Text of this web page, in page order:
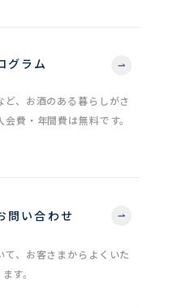
グラム
、お酒のある暮らしがさ
費・年間費は無料です。
問い合わせ
、お客さまからよくいた
す。